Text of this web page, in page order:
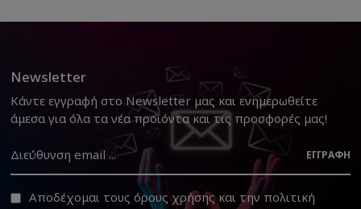
Newsletter
Κάντε εγγραφή στο Newsletter μας και ενημερωθείτε
άμεσα για όλα τα νέα προϊόντα και τις προσφορές μας!
ΕΓΓΡΑΦΉ
Αποδέχομαι τουςόρους χρήσηςκαι την πολιτική